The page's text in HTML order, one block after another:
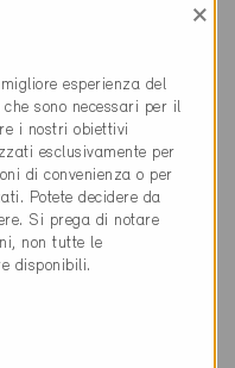
×
esperienza del
sono necessari per il
i nostri obiettivi
esclusivamente per
di convenienza o per
Potete decidere da
Si prega di notare
non tutte le
disponibili.